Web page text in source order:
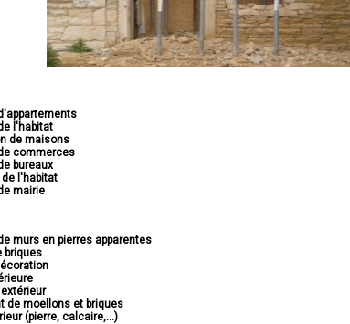
l'habitat
de maisons
commerces
bureaux
l'habitat
mairie
murs en pierres apparentes
briques
de moellons et briques
(pierre, calcaire,...)